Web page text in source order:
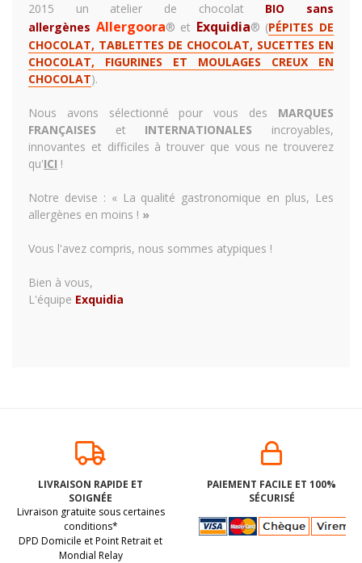
2015 un atelier de chocolat BIO sans
allergènes Allergoora® et Exquidia® (PÉPITES DE
CHOCOLAT, TABLETTES DE CHOCOLAT, SUCETTES EN
CHOCOLAT, FIGURINES ET MOULAGES CREUX EN
CHOCOLAT).
Nous avons sélectionné pour vous des MARQUES
FRANÇAISES
et INTERNATIONALES
incroyables,
innovantes et difficiles à trouver que vous ne trouverez
qu'ICI !
Notre devise : « La qualité gastronomique en plus, Les
allergènes en moins ! »
Vous l'avez compris, nous sommes atypiques !
Bien à vous,
L'équipe Exquidia
LIVRAISON RAPIDE ET
SOIGNÉE
Livraison gratuite sous certaines
conditions*
DPD Domicile et Point Retrait et
Mondial Relay
PAIEMENT FACILE ET 100%
SÉCURISÉ